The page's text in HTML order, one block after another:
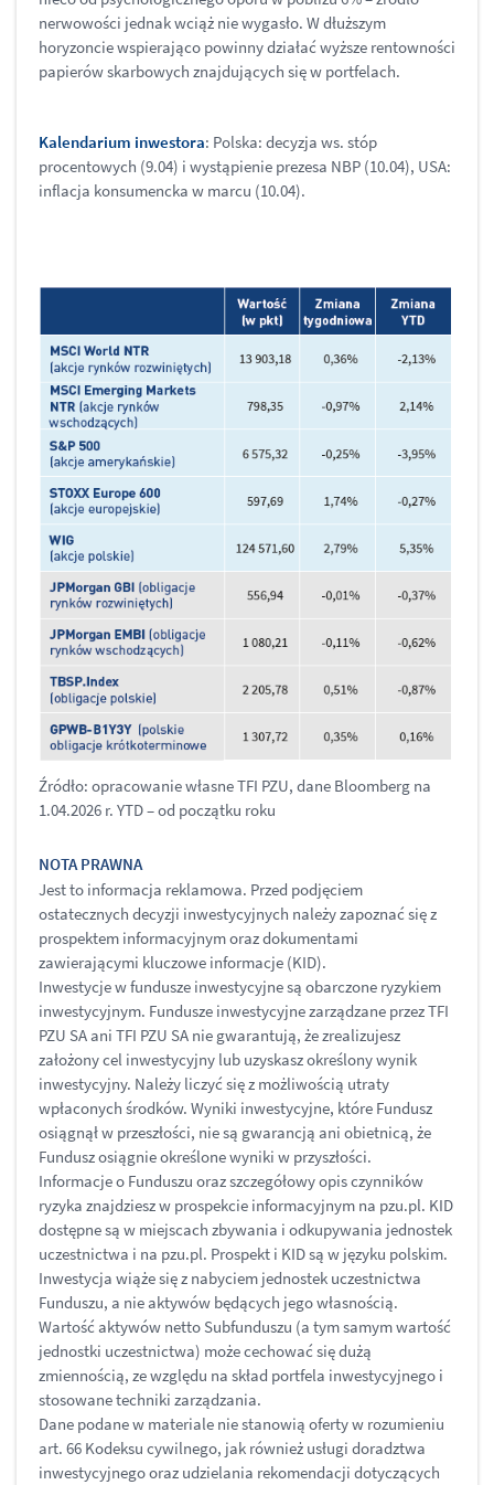
nerwowości jednak wciąż nie wygasło. W dłuższym
horyzoncie wspierająco powinny działać wyższe rentowności
papierów skarbowych znajdujących się w portfelach.
Kalendarium inwestora: Polska: decyzja ws. stóp
procentowych (9.04) i wystąpienie prezesa NBP (10.04), USA:
inflacja konsumencka w marcu (10.04).
Źródło: opracowanie własne TFI PZU, dane Bloomberg na
1.04.2026 r. YTD – od początku roku
NOTA PRAWNA
Jest to informacja reklamowa. Przed podjęciem
ostatecznych decyzji inwestycyjnych należy zapoznać się z
prospektem informacyjnym oraz dokumentami
zawierającymi kluczowe informacje (KID).
Inwestycje w fundusze inwestycyjne są obarczone ryzykiem
inwestycyjnym. Fundusze inwestycyjne zarządzane przez TFI
PZU SA ani TFI PZU SA nie gwarantują, że zrealizujesz
założony cel inwestycyjny lub uzyskasz określony wynik
inwestycyjny. Należy liczyć się z możliwością utraty
wpłaconych środków. Wyniki inwestycyjne, które Fundusz
osiągnął w przeszłości, nie są gwarancją ani obietnicą, że
Fundusz osiągnie określone wyniki w przyszłości.
Informacje o Funduszu oraz szczegółowy opis czynników
ryzyka znajdziesz w prospekcie informacyjnym na pzu.pl. KID
dostępne są w miejscach zbywania i odkupywania jednostek
uczestnictwa i na pzu.pl. Prospekt i KID są w języku polskim.
Inwestycja wiąże się z nabyciem jednostek uczestnictwa
Funduszu, a nie aktywów będących jego własnością.
Wartość aktywów netto Subfunduszu (a tym samym wartość
jednostki uczestnictwa) może cechować się dużą
zmiennością, ze względu na skład portfela inwestycyjnego i
stosowane techniki zarządzania.
Dane podane w materiale nie stanowią oferty w rozumieniu
art. 66 Kodeksu cywilnego, jak również usługi doradztwa
inwestycyjnego oraz udzielania rekomendacji dotyczących